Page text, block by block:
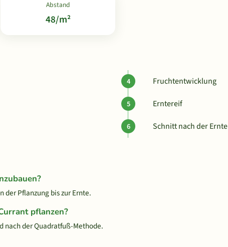
Abstand
48/m²
Fruchtentwicklung
Erntereif
Schnitt nach der Ernte
der Pflanzung bis zur Ernte.
pflanzen?
nach der Quadratfuß-Methode.